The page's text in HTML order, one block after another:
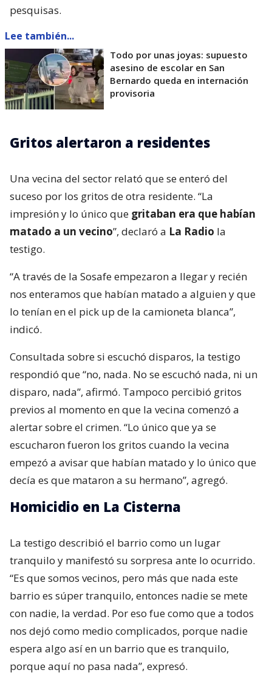
pesquisas.
Lee también...
Todo por unas joyas: supuesto
asesino de escolar en San
Bernardo queda en internación
provisoria
Gritos alertaron a residentes
Una vecina del sector relató que se enteró del
suceso por los gritos de otra residente. “La
impresión y lo único que gritaban era que habían
matado a un vecino”, declaró a La Radio la
testigo.
“A través de la Sosafe empezaron a llegar y recién
nos enteramos que habían matado a alguien y que
lo tenían en el pick up de la camioneta blanca”,
indicó.
Consultada sobre si escuchó disparos, la testigo
respondió que “no, nada. No se escuchó nada, ni un
disparo, nada”, afirmó. Tampoco percibió gritos
previos al momento en que la vecina comenzó a
alertar sobre el crimen. “Lo único que ya se
escucharon fueron los gritos cuando la vecina
empezó a avisar que habían matado y lo único que
decía es que mataron a su hermano”, agregó.
Homicidio en La Cisterna
La testigo describió el barrio como un lugar
tranquilo y manifestó su sorpresa ante lo ocurrido.
“Es que somos vecinos, pero más que nada este
barrio es súper tranquilo, entonces nadie se mete
con nadie, la verdad. Por eso fue como que a todos
nos dejó como medio complicados, porque nadie
espera algo así en un barrio que es tranquilo,
porque aquí no pasa nada”, expresó.